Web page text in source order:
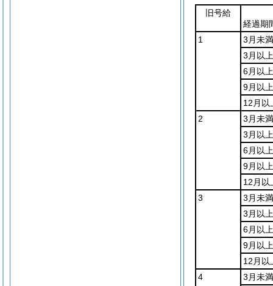
旧号給
経過期
1
3月未満
3月以
6月以
9月以
12月以
2
3月未満
3月以
6月以
9月以
12月以
3
3月未満
3月以
6月以
9月以
12月以
4
3月未満